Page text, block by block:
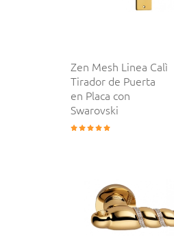
Zen Mesh Linea Calì
Tirador de Puerta
en Placa con
Swarovski